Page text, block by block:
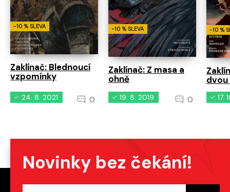
-10 % SLEVA
Zaklínač: Blednoucí
vzpomínky
24. 8. 2021 0
-10 % SLEVA
Zaklínač: Z masa a
ohně
19. 8. 2019 0
-10 %
17.
Novinky bez čekání!